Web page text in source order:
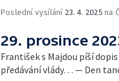
Poslední vysílání 23. 4. 2025 na
29. prosince
František s Majdou píší
předávání vlády… — Den